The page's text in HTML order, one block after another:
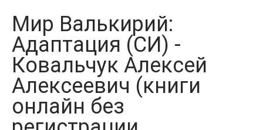
Мир Валькирий:
Адаптация (СИ) -
Ковальчук Алексей
Алексеевич (книги
онлайн без